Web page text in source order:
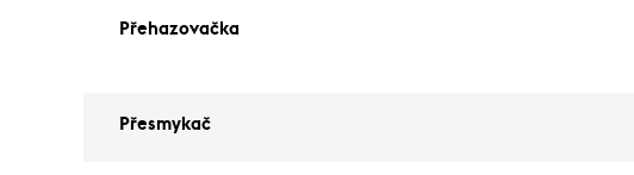
Přehazovačka
Přesmykač